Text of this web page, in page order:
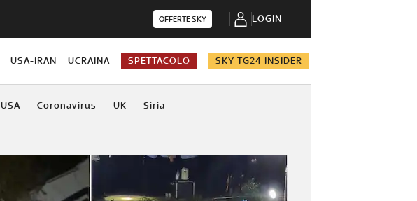
OFFERTE SKY LOGIN
USA-IRAN UCRAINA SPETTACOLO SKY TG24 INSIDER
USA Coronavirus UK Siria